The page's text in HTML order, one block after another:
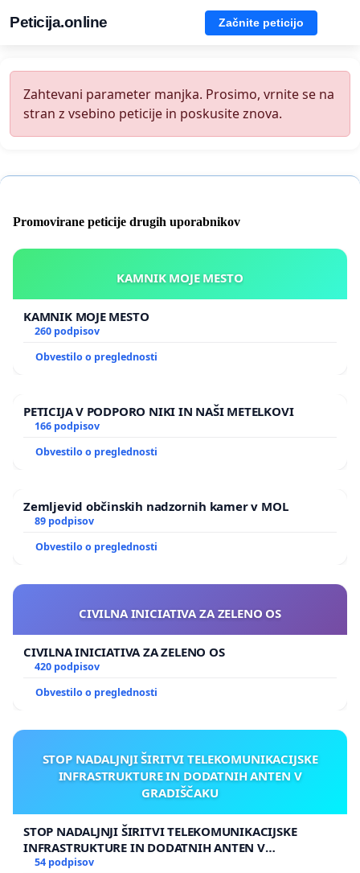
Peticija.online Začnite peticijo
Zahtevani parameter manjka. Prosimo, vrnite se na
stran z vsebino peticije in poskusite znova.
Promovirane peticije drugih uporabnikov
KAMNIK MOJE MESTO
KAMNIK MOJE MESTO
260 podpisov
Obvestilo o preglednosti
PETICIJA V PODPORO NIKI IN NAŠI METELKOVI
166 podpisov
Obvestilo o preglednosti
Zemljevid občinskih nadzornih kamer v MOL
89 podpisov
Obvestilo o preglednosti
CIVILNA INICIATIVA ZA ZELENO OS
CIVILNA INICIATIVA ZA ZELENO OS
420 podpisov
Obvestilo o preglednosti
STOP NADALJNJI ŠIRITVI TELEKOMUNIKACIJSKE
INFRASTRUKTURE IN DODATNIH ANTEN V
GRADIŠČAKU
STOP NADALJNJI ŠIRITVI TELEKOMUNIKACIJSKE
INFRASTRUKTURE IN DODATNIH ANTEN V
GRADIŠČAKU
54 podpisov